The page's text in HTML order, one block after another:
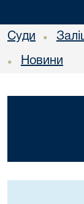
Суди •
• Новини